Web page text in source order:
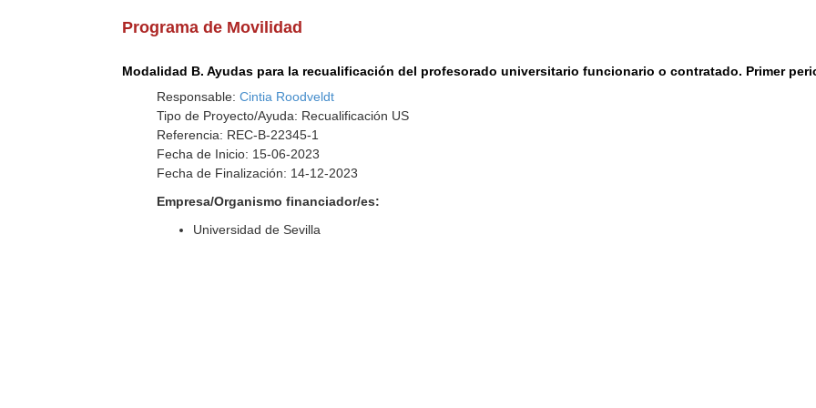
Programa de Movilidad
Modalidad B. Ayudas para la recualificación del profesorado universitario funcionario o contratado. Primer
Responsable:Cintia Roodveldt
Tipo de Proyecto/Ayuda: Recualificación US
Referencia: REC-B-22345-1
Fecha de Inicio: 15-06-2023
Fecha de Finalización: 14-12-2023
Empresa/Organismo financiador/es:
Universidad de Sevilla